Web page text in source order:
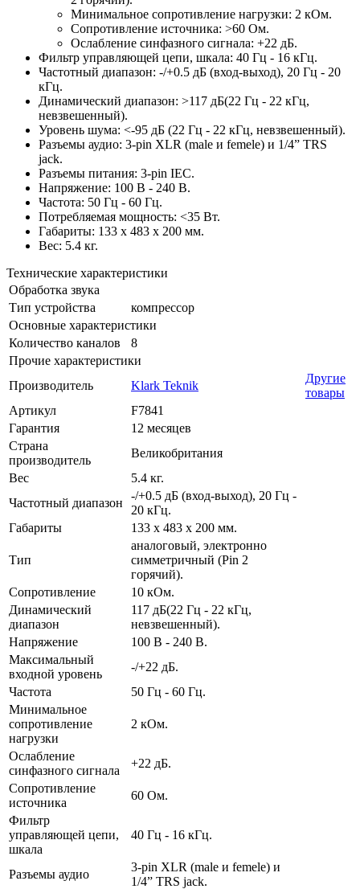
Минимальное сопротивление нагрузки: 2 кОм.
Сопротивление источника: >60 Ом.
Ослабление синфазного сигнала: +22 дБ.
Фильтр управляющей цепи, шкала: 40 Гц - 16 кГц.
Частотный диапазон: -/+0.5 дБ (вход-выход), 20 Гц - 20
кГц.
Динамический диапазон: >117 дБ(22 Гц - 22 кГц,
невзвешенный).
Уровень шума: <-95 дБ (22 Гц - 22 кГц, нeвзвешенный).
Разъемы аудио: 3-pin XLR (male и femele) и 1/4” TRS
jack.
Разъемы питания: 3-pin IEC.
Напряжение: 100 В - 240 В.
Частота: 50 Гц - 60 Гц.
Потребляемая мощность: <35 Вт.
Габариты: 133 х 483 х 200 мм.
Вес: 5.4 кг.
Технические характеристики
Обработка звука
Тип устройства
компрессор
Основные характеристики
Количество каналов
8
Прочие характеристики
Производитель
Klark Teknik
Другие
товары
Артикул
F7841
Гарантия
12 месяцев
Страна
производитель
Великобритания
Вес
5.4 кг.
Частотный диапазон
-/+0.5 дБ (вход-выход), 20 Гц -
20 кГц.
Габариты
133 х 483 х 200 мм.
Тип
аналоговый, электронно
симметричный (Pin 2
горячий).
Сопротивление
10 кОм.
Динамический
диапазон
117 дБ(22 Гц - 22 кГц,
невзвешенный).
Напряжение
100 В - 240 В.
Максимальный
входной уровень
-/+22 дБ.
Частота
50 Гц - 60 Гц.
Минимальное
сопротивление
нагрузки
2 кОм.
Ослабление
синфазного сигнала
+22 дБ.
Сопротивление
источника
60 Ом.
Фильтр
управляющей цепи,
шкала
40 Гц - 16 кГц.
Разъемы аудио
3-pin XLR (male и femele) и
1/4” TRS jack.